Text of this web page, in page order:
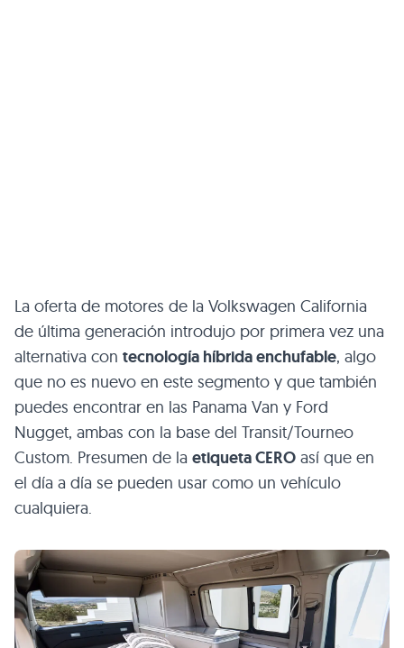
La oferta de motores de la Volkswagen California
de última generación introdujo por primera vez una
alternativa con tecnología híbrida enchufable, algo
que no es nuevo en este segmento y que también
puedes encontrar en las Panama Van y Ford
Nugget, ambas con la base del Transit/Tourneo
Custom. Presumen de la etiqueta CERO así que en
el día a día se pueden usar como un vehículo
cualquiera.